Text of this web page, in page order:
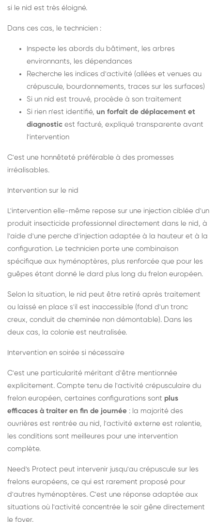
si le nid est très éloigné.
Dans ces cas, le technicien :
Inspecte les abords du bâtiment, les arbres
environnants, les dépendances
Recherche les indices d'activité (allées et venues au
crépuscule, bourdonnements, traces sur les surfaces)
Si un nid est trouvé, procède à son traitement
Si rien n'est identifié, un forfait de déplacement et
diagnostic est facturé, expliqué transparente avant
l'intervention
C'est une honnêteté préférable à des promesses
irréalisables.
Intervention sur le nid
L'intervention elle-même repose sur une injection ciblée d'un
produit insecticide professionnel directement dans le nid, à
l'aide d'une perche d'injection adaptée à la hauteur et à la
configuration. Le technicien porte une combinaison
spécifique aux hyménoptères, plus renforcée que pour les
guêpes étant donné le dard plus long du frelon européen.
Selon la situation, le nid peut être retiré après traitement
ou laissé en place s'il est inaccessible (fond d'un tronc
creux, conduit de cheminée non démontable). Dans les
deux cas, la colonie est neutralisée.
Intervention en soirée si nécessaire
C'est une particularité méritant d'être mentionnée
explicitement. Compte tenu de l'activité crépusculaire du
frelon européen, certaines configurations sont plus
efficaces à traiter en fin de journée : la majorité des
ouvrières est rentrée au nid, l'activité externe est ralentie,
les conditions sont meilleures pour une intervention
complète.
Need's Protect peut intervenir jusqu'au crépuscule sur les
frelons européens, ce qui est rarement proposé pour
d'autres hyménoptères. C'est une réponse adaptée aux
situations où l'activité concentrée le soir gêne directement
le foyer.